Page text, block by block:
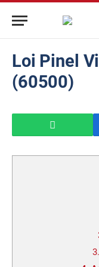
Loi Pinel
(60500)